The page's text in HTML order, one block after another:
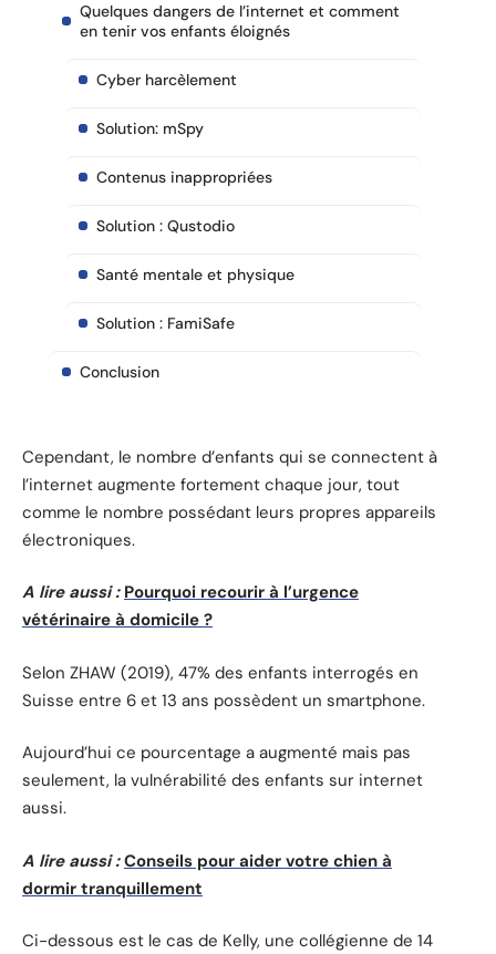
Quelques dangers de l’internet et comment
en tenir vos enfants éloignés
Cyber harcèlement
Solution: mSpy
Contenus inappropriées
Solution : Qustodio
Santé mentale et physique
Solution : FamiSafe
Conclusion
Cependant, le nombre d’enfants qui se connectent à
l’internet augmente fortement chaque jour, tout
comme le nombre possédant leurs propres appareils
électroniques.
A lire aussi : Pourquoi recourir à l’urgence
vétérinaire à domicile ?
Selon ZHAW (2019), 47% des enfants interrogés en
Suisse entre 6 et 13 ans possèdent un smartphone.
Aujourd’hui ce pourcentage a augmenté mais pas
seulement, la vulnérabilité des enfants sur internet
aussi.
A lire aussi : Conseils pour aider votre chien à
dormir tranquillement
Ci-dessous est le cas de Kelly, une collégienne de 14